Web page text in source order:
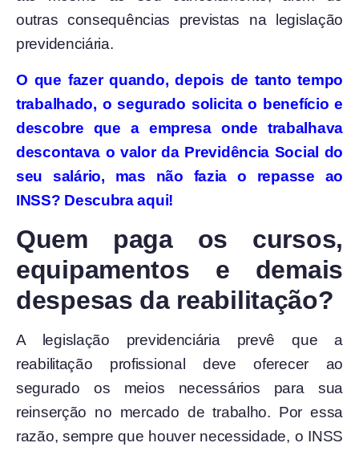
outras consequências previstas na legislação
previdenciária.
O que fazer quando, depois de tanto tempo
trabalhado, o segurado solicita o benefício e
descobre que a empresa onde trabalhava
descontava o valor da Previdência Social do
seu salário, mas não fazia o repasse ao
INSS? Descubra aqui!
Quem paga os cursos,
equipamentos e demais
despesas da reabilitação?
A legislação previdenciária prevê que a
reabilitação profissional deve oferecer ao
segurado os meios necessários para sua
reinserção no mercado de trabalho. Por essa
razão, sempre que houver necessidade, o INSS